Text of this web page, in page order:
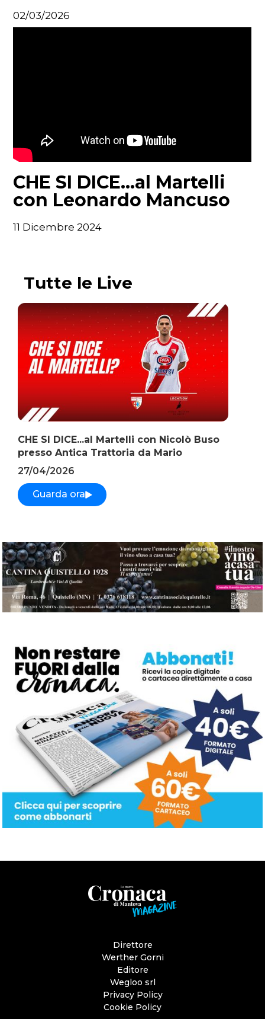
02/03/2026
CHE SI DICE...al Martelli
con Leonardo Mancuso
11 Dicembre 2024
Tutte le Live
CHE SI DICE...al Martelli con Nicolò Buso
presso Antica Trattoria da Mario
27/04/2026
Guarda ora
Direttore
Werther Gorni
Editore
Wegloo srl
Privacy Policy
Cookie Policy